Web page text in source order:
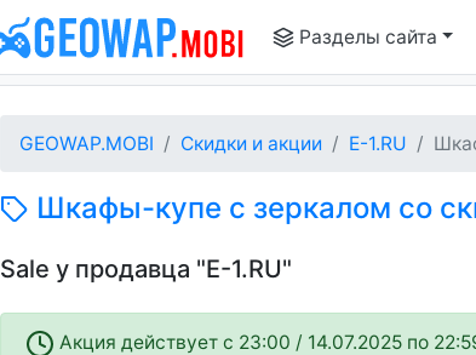
Разделы сайта
GEOWAP.MOBI Скидки и акции E-1.RU
Шкафы-купе с зеркалом со
Sale у продавца "E-1.RU"
Акция действует c 23:00 / 14.07.2025 по